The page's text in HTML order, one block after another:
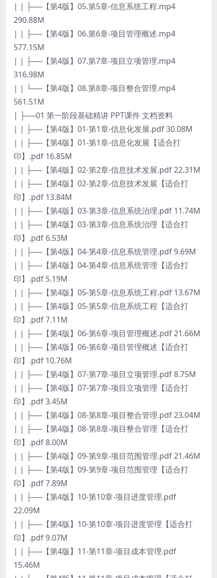
| | ├──【第4版】05.第5章-信息系统工程.mp4
290.88M
| | ├──【第4版】06.第6章-项目管理概述.mp4
577.15M
| | ├──【第4版】07.第7章-项目立项管理.mp4
316.98M
| | └──【第4版】08.第8章-项目整合管理.mp4
561.51M
| ├──01 第一阶段基础精讲 PPT课件 文档资料
| | ├──【第4版】01-第1章-信息化发展.pdf 30.08M
| | ├──【第4版】01-第1章-信息化发展【适合打
印】.pdf 16.85M
| | ├──【第4版】02-第2章-信息技术发展.pdf 22.31M
| | ├──【第4版】02-第2章-信息技术发展【适合打
印】.pdf 13.84M
| | ├──【第4版】03-第3章-信息系统治理.pdf 11.74M
| | ├──【第4版】03-第3章-信息系统治理【适合打
印】.pdf 6.53M
| | ├──【第4版】04-第4章-信息系统管理.pdf 9.69M
| | ├──【第4版】04-第4章-信息系统管理【适合打
印】.pdf 5.19M
| | ├──【第4版】05-第5章-信息系统工程.pdf 13.67M
| | ├──【第4版】05-第5章-信息系统工程【适合打
印】.pdf 7.11M
| | ├──【第4版】06-第6章-项目管理概述.pdf 21.66M
| | ├──【第4版】06-第6章-项目管理概述【适合打
印】.pdf 10.76M
| | ├──【第4版】07-第7章-项目立项管理.pdf 8.75M
| | ├──【第4版】07-第7章-项目立项管理【适合打
印】.pdf 3.45M
| | ├──【第4版】08-第8章-项目整合管理.pdf 23.04M
| | ├──【第4版】08-第8章-项目整合管理【适合打
印】.pdf 8.00M
| | ├──【第4版】09-第9章-项目范围管理.pdf 21.46M
| | ├──【第4版】09-第9章-项目范围管理【适合打
印】.pdf 7.89M
| | ├──【第4版】10-第10章-项目进度管理.pdf
22.09M
| | ├──【第4版】10-第10章-项目进度管理【适合打
印】.pdf 9.07M
| | ├──【第4版】11-第11章-项目成本管理.pdf
15.46M